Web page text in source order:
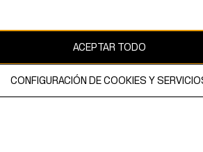
web está protegido por copyright y es
ACEPTAR TODO
CONFIGURACIÓN DE COOKIES Y